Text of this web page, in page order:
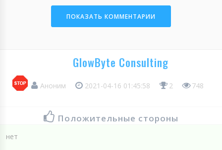
ПОКАЗАТЬ КОММЕНТАРИИ
GlowByte Consulting
Аноним 2021-04-16 01:45:58 2 748
Положительные стороны
нет